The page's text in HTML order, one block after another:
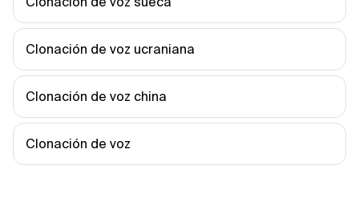
Clonación de voz ucraniana
Clonación de voz china
Clonación de voz